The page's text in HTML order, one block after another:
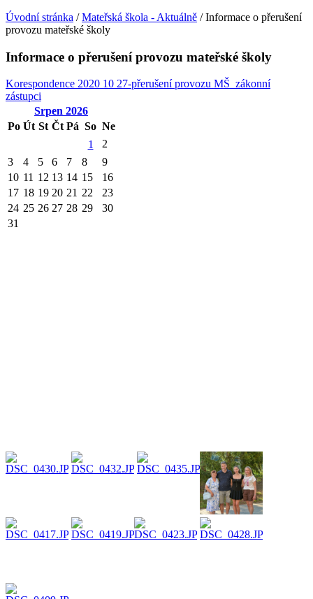
Úvodní stránka /Mateřská škola - Aktuálně /Informace o přerušení
provozu mateřské školy
Informace o přerušení provozu mateřské školy
Korespondence 2020 10 27-přerušení provozu MŠ_zákonní
zástupci
Srpen 2026
Po Út St Čt Pá So Ne
1
2
3
4 5 6 7 8
9
10 11 12 13 14 15
16
17 18 19 20 21 22
23
24 25 26 27 28 29
30
31